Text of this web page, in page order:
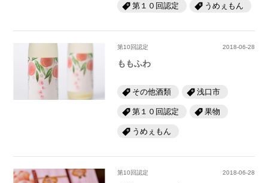
第１０回認定 うめぇもん
第10回認定 2018-06-28
ももふわ
その他酒類 浅口市
第１０回認定 果物
うめぇもん
第10回認定 2018-06-28